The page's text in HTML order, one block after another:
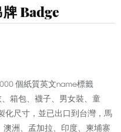
Badge
個紙質英文name標籤
箱包、襪子、男女裝、童
化尺寸，並已出口到台灣，馬
洲、孟加拉、印度、柬埔寨